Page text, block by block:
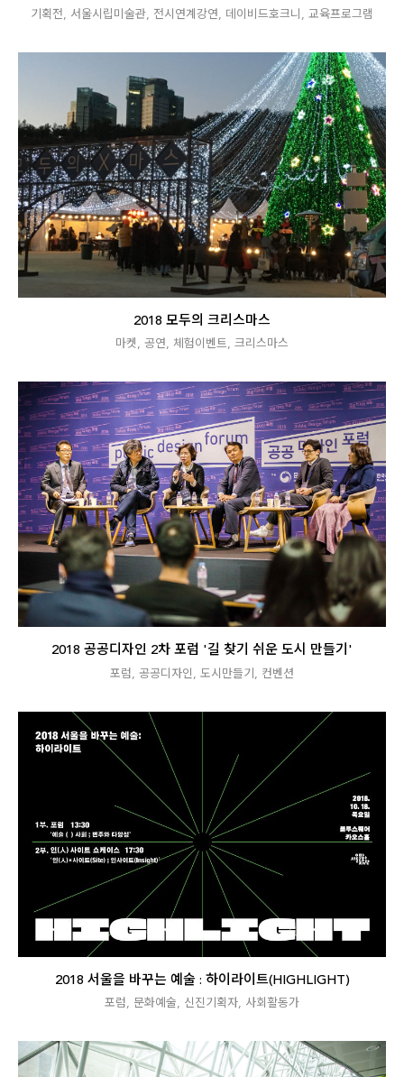
기획전, 서울시립미술관, 전시연계강연, 데이비드호크니 , 교육프로그램
2018 모두의 크리스마스
마켓 , 공연, 체험이벤트, 크리스마스
2018 공공디자인 2차 포럼 '길 찾기 쉬운 도시 만들기'
포럼, 공공디자인 , 도시만들기 , 컨벤션
2018 서울을 바꾸는 예술 : 하이라이트(HIGHLIGHT)
포럼, 문화예술, 신진기획자, 사회활동가